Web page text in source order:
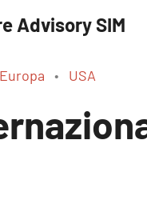
Advisory SIM
Europa USA